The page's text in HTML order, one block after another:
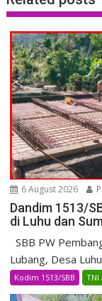
6 August 2026
Dandim 1513/
di Luhu dan
SBB PW
Lubang, Desa
Kodim 1513/SBB TNI